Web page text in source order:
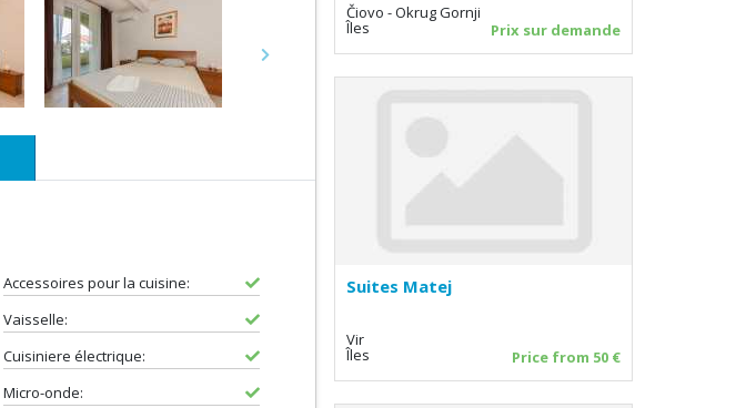
Next
Accessoires pour la cuisine:
Vaisselle:
Cuisiniere électrique:
Micro-onde:
Čiovo - Okrug Gornji
Îles Prix sur demande
Suites Matej
Vir
Îles Price from 50 €